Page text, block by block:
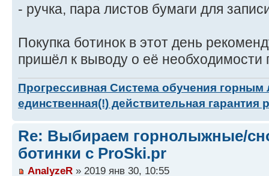
- ручка, пара листов бумаги для
Покупка ботинок в этот день
пришёл к выводу о её необходимости
Прогрессивная Система обучения
единственная(!) действительная гарантия
Re: Выбираем горнолыжные/
ботинки с ProSki.pr
AnalyzeR » 2019 янв 30, 10:55